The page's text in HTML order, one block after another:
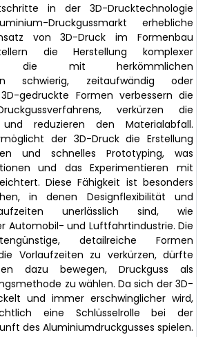
in der 3D-Drucktechnologie
Druckgussmarkt erhebliche
von 3D-Druck im Formenbau
die Herstellung komplexer
die mit herkömmlichen
schwierig, zeitaufwändig oder
gedruckte Formen verbessern die
verkürzen die
und reduzieren den Materialabfall.
der 3D-Druck die Erstellung
und schnelles Prototyping, was
und das Experimentieren mit
Diese Fähigkeit ist besonders
in denen Designflexibilität und
unerlässlich sind, wie
Automobil- und Luftfahrtindustrie. Die
detailreiche Formen
Vorlaufzeiten zu verkürzen, dürfte
dazu bewegen, Druckguss als
zu wählen. Da sich der 3D-
und immer erschwinglicher wird,
eine Schlüsselrolle bei der
des Aluminiumdruckgusses spielen.